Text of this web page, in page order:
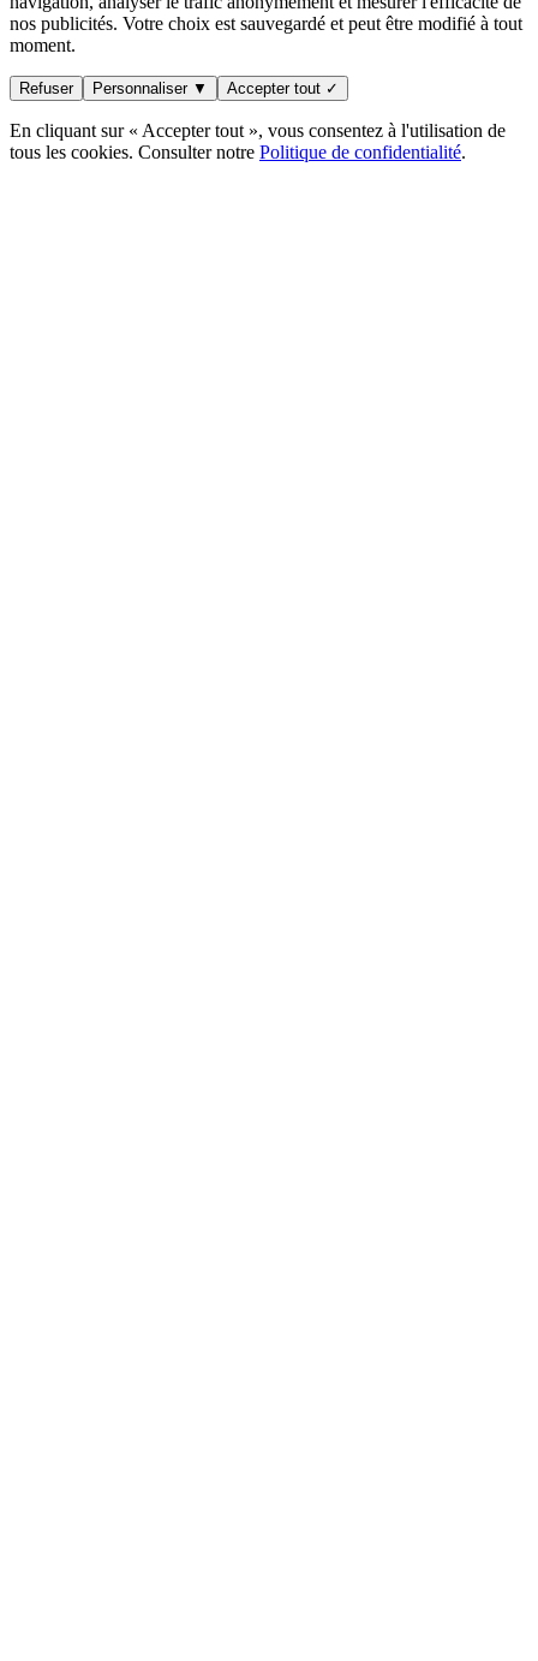
nos publicités. Votre choix est sauvegardé et peut être modifié à tout
moment.
Refuser Personnaliser ▼ Accepter tout ✓
En cliquant sur « Accepter tout », vous consentez à l'utilisation de
tous les cookies. Consulter notre Politique de confidentialité.